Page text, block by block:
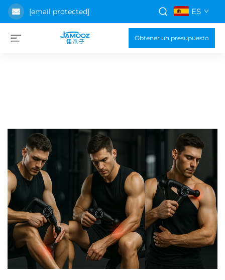
[email protected] ES
Obtener un presupuesto